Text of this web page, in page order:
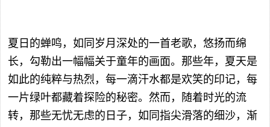
夏日的蝉鸣，如同岁月深处的一首老歌，悠扬而绵
长，勾勒出一幅幅关于童年的画面。那些年，夏天是
如此的纯粹与热烈，每一滴汗水都是欢笑的印记，每
一片绿叶都藏着探险的秘密。然而，随着时光的流
转，那些无忧无虑的日子，如同指尖滑落的细沙，渐